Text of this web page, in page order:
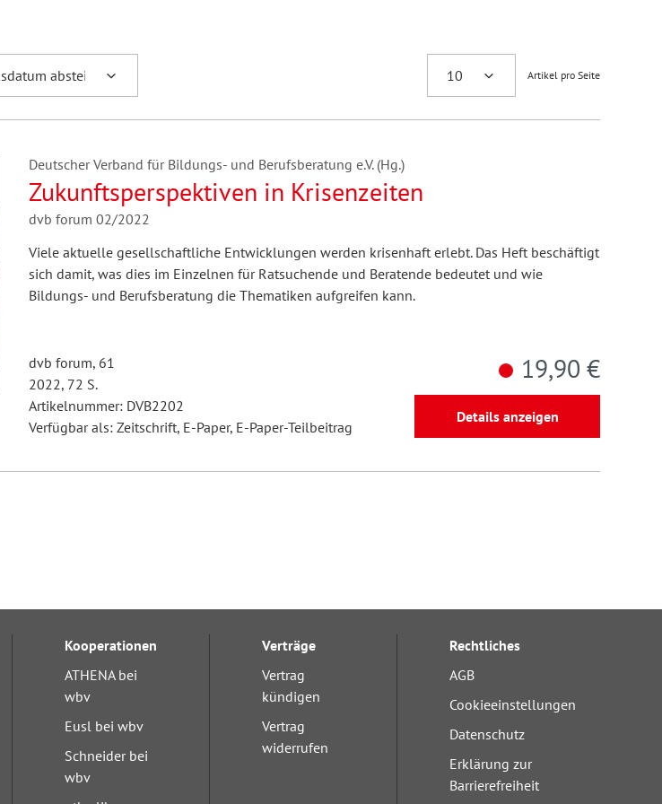
Artikel pro Seite
Deutscher Verband für Bildungs- und Berufsberatung e.V. (Hg.)
Zukunftsperspektiven in Krisenzeiten
dvb forum 02/2022
Viele aktuelle gesellschaftliche Entwicklungen werden krisenhaft erlebt. Das Heft beschäftigt
sich damit, was dies im Einzelnen für Ratsuchende und Beratende bedeutet und wie
Bildungs- und Berufsberatung die Thematiken aufgreifen kann.
dvb forum, 61
2022, 72 S.
Artikelnummer: DVB2202
Verfügbar als: Zeitschrift, E-Paper, E-Paper-Teilbeitrag
19,90 €
Details anzeigen
Kooperationen
ATHENA bei
wbv
Eusl bei wbv
Schneider bei
wbv
Verträge
Vertrag
kündigen
Vertrag
widerrufen
Rechtliches
AGB
Cookieeinstellungen
Datenschutz
Erklärung zur
Barrierefreiheit